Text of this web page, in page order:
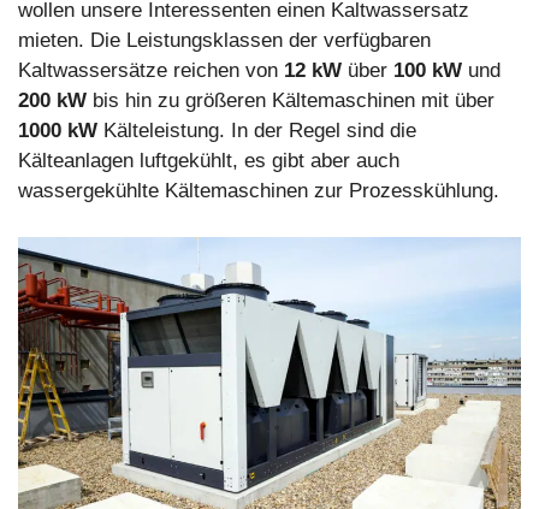
wollen unsere Interessenten einen Kaltwassersatz
mieten. Die Leistungsklassen der verfügbaren
Kaltwassersätze reichen von 12 kW über 100 kW und
200 kW bis hin zu größeren Kältemaschinen mit über
1000 kW Kälteleistung. In der Regel sind die
Kälteanlagen luftgekühlt, es gibt aber auch
wassergekühlte Kältemaschinen zur Prozesskühlung.